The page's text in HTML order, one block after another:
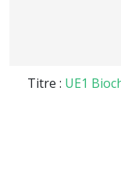
Titre : UE1